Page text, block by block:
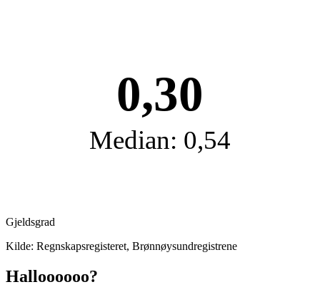
0,30
Median: 0,54
Gjeldsgrad
Kilde: Regnskapsregisteret, Brønnøysundregistrene
Halloooooo?